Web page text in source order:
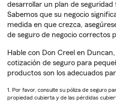
desarrollar un plan de
Sabemos que su negocio
medida en que crezca,
de seguro de negocio correctos
Hable con Don Creel en
cotización de seguro para
productos son los adecuados
1. Por favor, consulte su póliza de seguro
propiedad cubierta y de las pérdidas